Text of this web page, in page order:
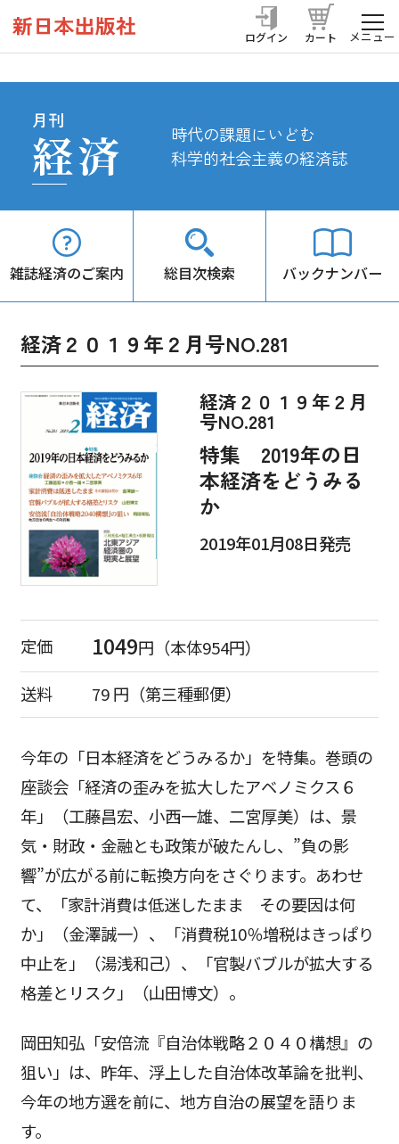
ログイン カート メニュー
月刊
経済
時代の課題にいどむ
科学的社会主義の経済誌
雑誌経済のご案内 総目次検索 バックナンバー
経済２０１９年２月号NO.281
経済２０１９年２月
号NO.281
特集 2019年の日
本経済をどうみる
か
2019年01月08日発売
定価 1049円（本体954円）
送料
79 円（第三種郵便）
今年の「日本経済をどうみるか」を特集。巻頭の
座談会「経済の歪みを拡大したアベノミクス６
年」（工藤昌宏、小西一雄、二宮厚美）は、景
気・財政・金融とも政策が破たんし、”負の影
響”が広がる前に転換方向をさぐります。あわせ
て、「家計消費は低迷したまま その要因は何
か」（金澤誠一）、「消費税10％増税はきっぱり
中止を」（湯浅和己）、「官製バブルが拡大する
格差とリスク」（山田博文）。
岡田知弘「安倍流『自治体戦略２０４０構想』の
狙い」は、昨年、浮上した自治体改革論を批判、
今年の地方選を前に、地方自治の展望を語りま
す。